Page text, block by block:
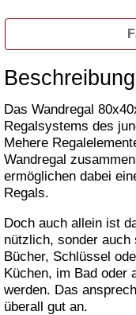
Beschreibung
Das Wandregal
Regalsystems des
Mehere
Wandregal
ermöglichen dabei
Regals.
Doch auch allein ist
nützlich, sonder
Bücher, Schlüssel
Küchen, im Bad oder
werden. Das
überall gut an.